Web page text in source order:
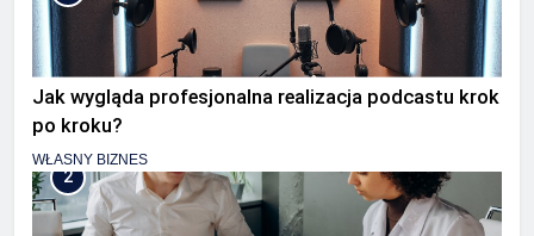
Jak wygląda profesjonalna realizacja podcastu krok
po kroku?
WŁASNY BIZNES
2